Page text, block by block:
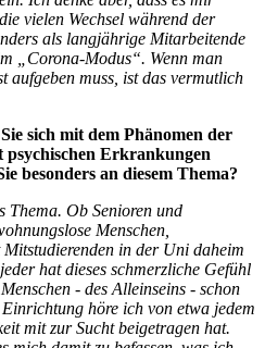
vielen Wechsel während der
als langjährige Mitarbeitende
„Corona-Modus“. Wenn man
aufgeben muss, ist das vermutlich
sich mit dem Phänomen der
psychischen Erkrankungen
besonders an diesem Thema?
Thema. Ob Senioren und
Menschen,
in der Uni daheim
hat dieses schmerzliche Gefühl
- des Alleinseins - schon
höre ich von etwa jedem
mit zur Sucht beigetragen hat.